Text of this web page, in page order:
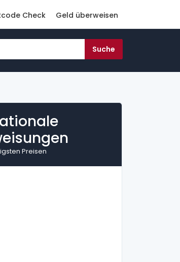
Check Geld überweisen
Preisen